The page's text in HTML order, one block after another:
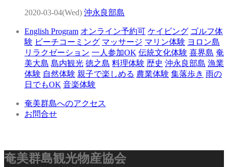
2020-03-04(Wed) 沖永良部島
English Program オンライン予約可 ケイビング ゴルフ体
験 ビーチコーミング マッサージ マリン体験 ヨロン島
リラクゼーション 一人参加OK 伝統文化体験 喜界島 奄
美大島 島内観光 徳之島 料理体験 歴史 沖永良部島 漁業
体験 自然体験 親子で楽しめる 農業体験 集落歩き 雨の
日でもOK 音楽体験
奄美群島へのアクセス
お問合せ
奄美群島観光物産協会